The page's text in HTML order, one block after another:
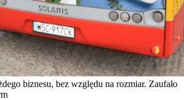
biznesu, bez względu na rozmiar. Zaufało